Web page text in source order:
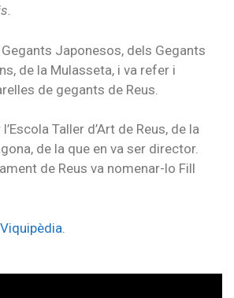
Japonesos, dels Gegants
de la Mulasseta, i va refer i
de gegants de Reus.
Taller d’Art de Reus, de la
de la que en va ser director.
de Reus va nomenar-lo Fill